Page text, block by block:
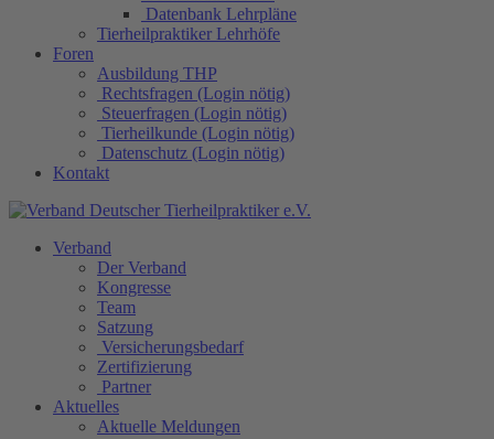
Datenbank Lehrpläne
Tierheilpraktiker Lehrhöfe
Foren
Ausbildung THP
Rechtsfragen (Login nötig)
Steuerfragen (Login nötig)
Tierheilkunde (Login nötig)
Datenschutz (Login nötig)
Kontakt
Verband
Der Verband
Kongresse
Team
Satzung
Versicherungsbedarf
Zertifizierung
Partner
Aktuelles
Aktuelle Meldungen